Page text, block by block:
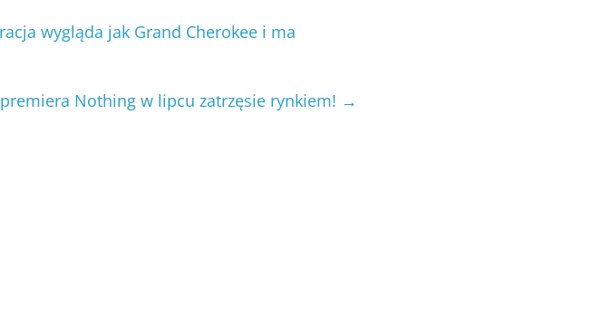
wygląda jak Grand Cherokee i ma
Nothing w lipcu zatrzęsie rynkiem! →